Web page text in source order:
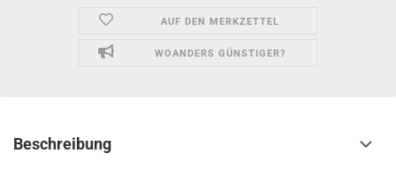
AUF DEN MERKZETTEL
WOANDERS GÜNSTIGER?
Beschreibung